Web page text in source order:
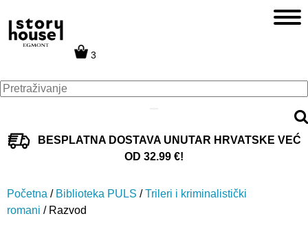
3
BESPLATNA DOSTAVA UNUTAR HRVATSKE VEĆ
OD 32.99 €!
Početna / Biblioteka PULS /Trileri i kriminalistički
romani / Razvod